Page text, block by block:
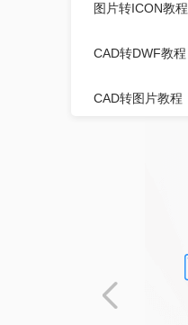
图片转ICON教程
CAD转DWF教程
CAD转图片教程